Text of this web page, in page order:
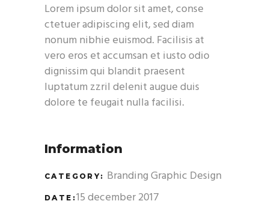
Lorem ipsum dolor sit amet, conse
ctetuer adipiscing elit, sed diam
nonum nibhie euismod. Facilisis at
vero eros et accumsan et iusto odio
dignissim qui blandit praesent
luptatum zzril delenit augue duis
dolore te feugait nulla facilisi.
Information
CATEGORY: BrandingGraphic Design
DATE:15 december 2017